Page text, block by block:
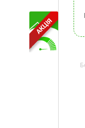
АКЦІЯ